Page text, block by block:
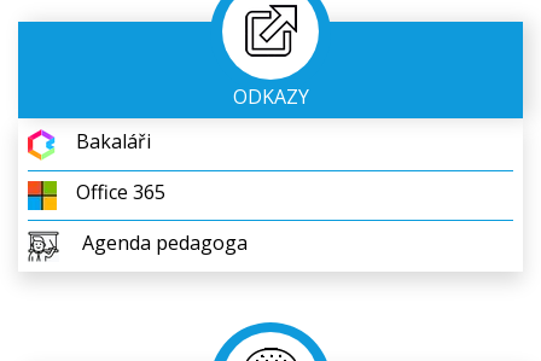
ODKAZY
Bakaláři
Office 365
Agenda pedagoga